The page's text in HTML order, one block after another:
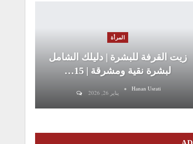
المرأة
زيت القرفة للبشرة | دليلك الشامل
لبشرة نقية ومشرقة | 15…
Hanan Usrati
يناير 26, 2026